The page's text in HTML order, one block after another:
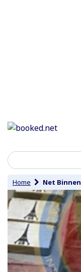
Home Net Binnen